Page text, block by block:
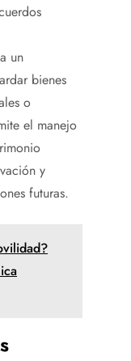
un
bienes
o
el manejo
y
futuras.